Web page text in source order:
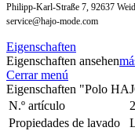
Philipp-Karl-Straße 7, 92637
service@hajo-mode.com
Eigenschaften
Eigenschaften ansehen
Cerrar menú
Eigenschaften "Polo
N.º artículo
Propiedades de lavado